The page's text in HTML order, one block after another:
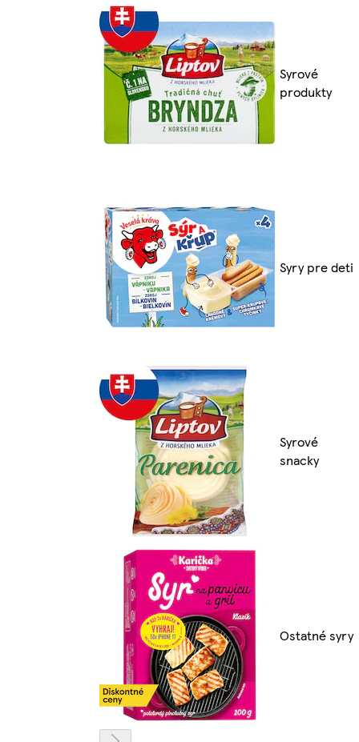
Syrové
produkty
Syry pre deti
Syrové
snacky
Ostatné syry